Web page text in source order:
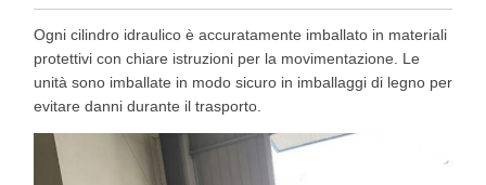
Ogni cilindro idraulico è accuratamente imballato in materiali
protettivi con chiare istruzioni per la movimentazione. Le
unità sono imballate in modo sicuro in imballaggi di legno per
evitare danni durante il trasporto.